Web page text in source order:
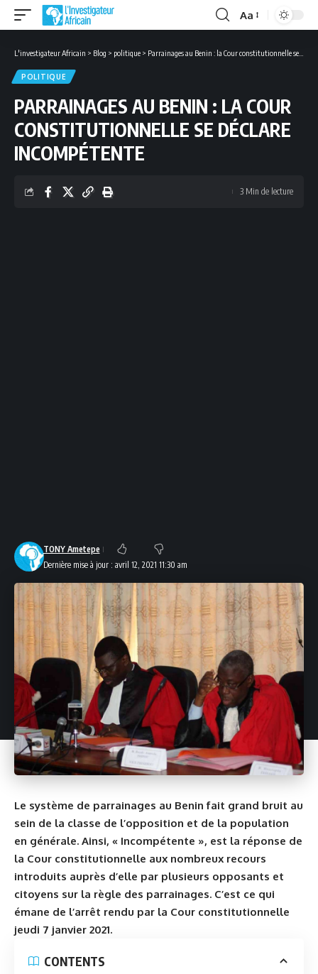
Font
Aa
L'investigateur Africain > Blog > politique > Parrainages au Benin : la Cour constitutionnelle se déclare incompétente
POLITIQUE
PARRAINAGES AU BENIN : LA COUR
CONSTITUTIONNELLE SE DÉCLARE
INCOMPÉTENTE
Dernière mise à jour : avril 12, 2021 11:30 am
TONY Ametepe
3 Min de lecture
Le système de parrainages au Benin fait grand bruit au
sein de la classe de l’opposition et de la population
en générale. Ainsi, « Incompétente », est la réponse de
la Cour constitutionnelle aux nombreux recours
introduits auprès d’elle par plusieurs opposants et
citoyens sur la règle des parrainages. C’est ce qui
émane de l’arrêt rendu par la Cour constitutionnelle
jeudi 7 janvier 2021.
CONTENTS